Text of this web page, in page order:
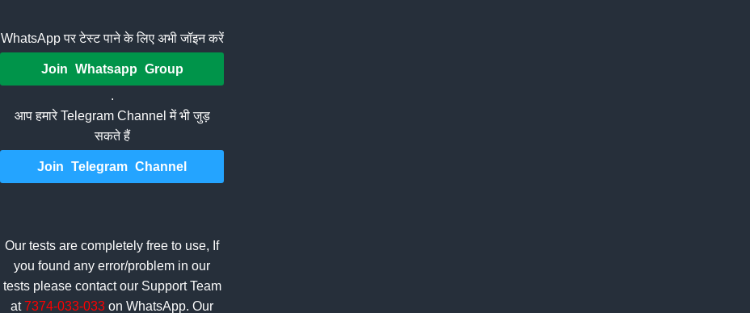
WhatsApp पर टेस्ट पाने के लिए अभी जॉइन करें
Join Whatsapp Group
.
आप हमारे Telegram Channel में भी जुड़
सकते हैं
Join Telegram Channel
Our tests are completely free to use, If
you found any error/problem in our
tests please contact our Support Team
at7374-033-033 on WhatsApp. Our